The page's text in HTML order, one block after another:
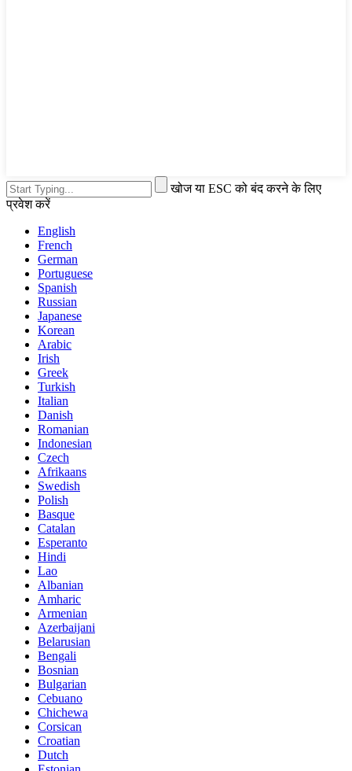
खोज या ESC को बंद करने के लिए
प्रवेश करें
English
French
German
Portuguese
Spanish
Russian
Japanese
Korean
Arabic
Irish
Greek
Turkish
Italian
Danish
Romanian
Indonesian
Czech
Afrikaans
Swedish
Polish
Basque
Catalan
Esperanto
Hindi
Lao
Albanian
Amharic
Armenian
Azerbaijani
Belarusian
Bengali
Bosnian
Bulgarian
Cebuano
Chichewa
Corsican
Croatian
Dutch